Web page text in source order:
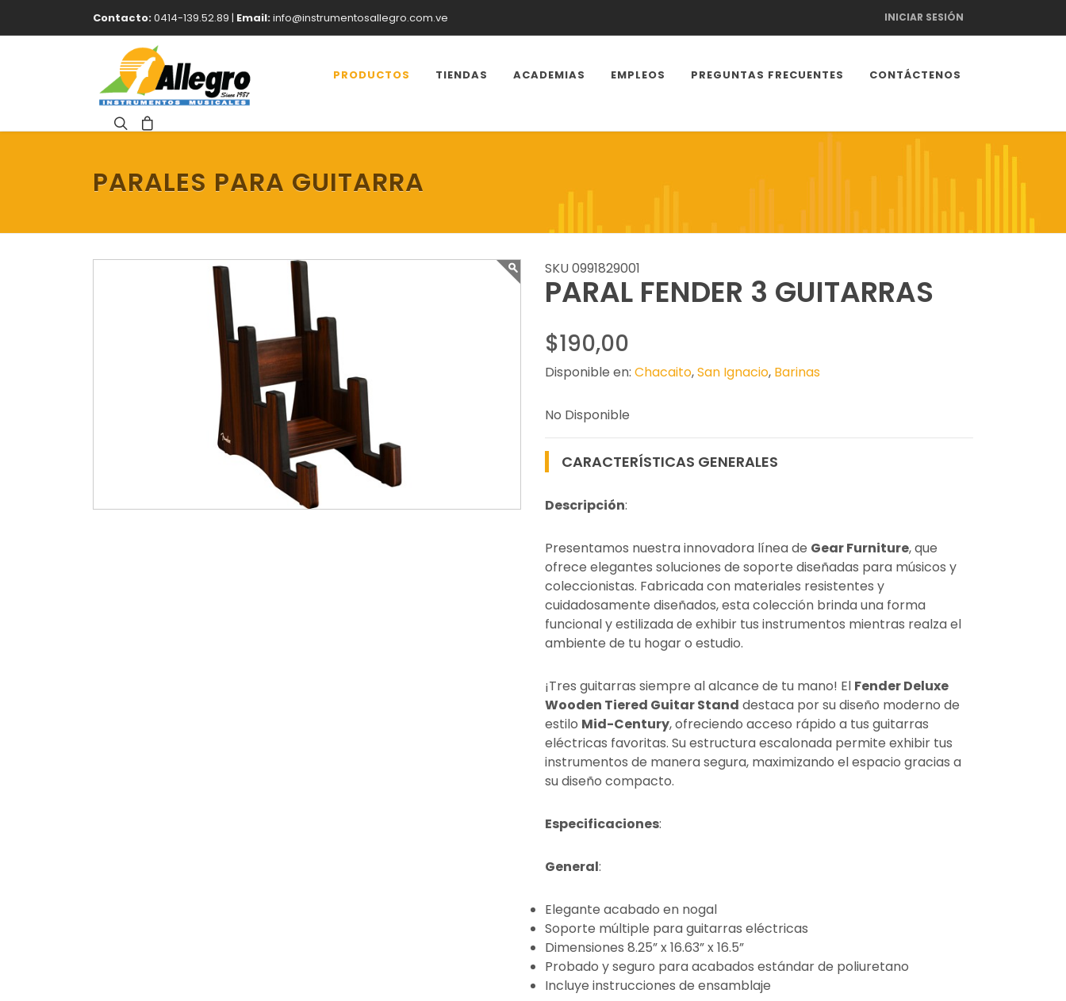
Contacto:0414-139.52.89 | Email:info@instrumentosallegro.com.ve INICIAR SESIÓN
PRODUCTOS TIENDAS ACADEMIAS EMPLEOS PREGUNTAS FRECUENTES CONTÁCTENOS
PARALES PARA GUITARRA
SKU 0991829001
PARAL FENDER 3 GUITARRAS
$190,00
Disponible en: Chacaito,San Ignacio, Barinas
No Disponible
CARACTERÍSTICAS GENERALES
Descripción:
Presentamos nuestra innovadora línea de Gear Furniture, que
ofrece elegantes soluciones de soporte diseñadas para músicos y
coleccionistas. Fabricada con materiales resistentes y
cuidadosamente diseñados, esta colección brinda una forma
funcional y estilizada de exhibir tus instrumentos mientras realza el
ambiente de tu hogar o estudio.
¡Tres guitarras siempre al alcance de tu mano! El Fender Deluxe
Wooden Tiered Guitar Stand destaca por su diseño moderno de
estilo Mid-Century, ofreciendo acceso rápido a tus guitarras
eléctricas favoritas. Su estructura escalonada permite exhibir tus
instrumentos de manera segura, maximizando el espacio gracias a
su diseño compacto.
Especificaciones:
General:
Elegante acabado en nogal
Soporte múltiple para guitarras eléctricas
Dimensiones 8.25” x 16.63” x 16.5”
Probado y seguro para acabados estándar de poliuretano
Incluye instrucciones de ensamblaje